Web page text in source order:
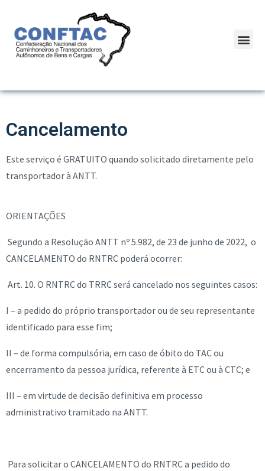
Cancelamento
Este serviço é GRATUITO quando solicitado diretamente pelo
transportador à ANTT.
ORIENTAÇÕES
Segundo a Resolução ANTT nº 5.982, de 23 de junho de 2022, o
CANCELAMENTO do RNTRC poderá ocorrer:
Art. 10. O RNTRC do TRRC será cancelado nos seguintes casos:
I – a pedido do próprio transportador ou de seu representante
identificado para esse fim;
II – de forma compulsória, em caso de óbito do TAC ou
encerramento da pessoa jurídica, referente à ETC ou à CTC; e
III – em virtude de decisão definitiva em processo
administrativo tramitado na ANTT.
Para solicitar o CANCELAMENTO do RNTRC a pedido do